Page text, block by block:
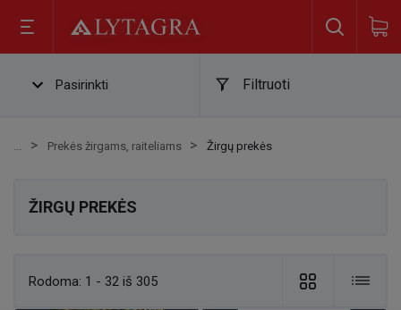
Pasirinkti Filtruoti
Prekės žirgams, raiteliams Žirgų prekės
ŽIRGŲ PREKĖS
Rodoma: 1 - 32 iš 305